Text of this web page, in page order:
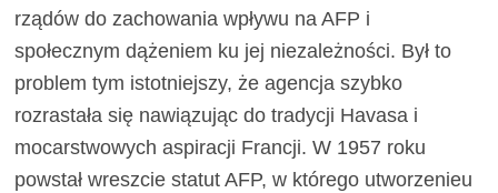
rządów do zachowania wpływu na AFP i
społecznym dążeniem ku jej niezależności. Był to
problem tym istotniejszy, że agencja szybko
rozrastała się nawiązując do tradycji Havasa i
mocarstwowych aspiracji Francji. W 1957 roku
powstał wreszcie statut AFP, w którego utworzenieu